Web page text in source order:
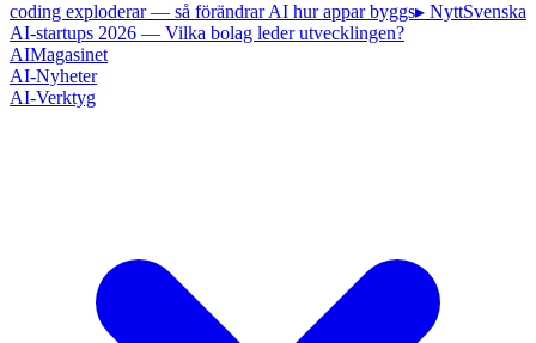
coding exploderar — så förändrar AI hur appar byggs▸ NyttSvenska
AI-startups 2026 — Vilka bolag leder utvecklingen?
AIMagasinet
AI-Nyheter
AI-Verktyg